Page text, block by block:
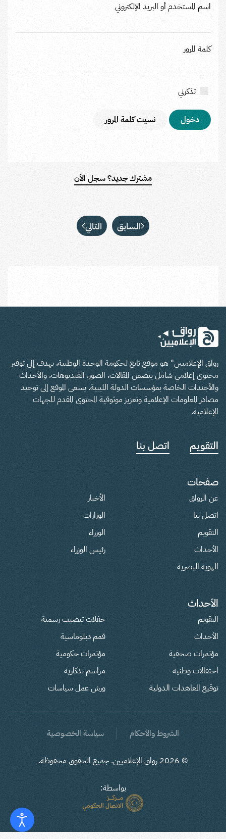
اسم المستخدم أو البريد الإلكتروني
كلمة المرور
تذكرني
نسيت كلمة المرور
مشترك جديد؟ سجل الآن
السابق التالي
رواق الإعلاميين" هو موقع تابع لحكومة الوحدة الوطنية، يهدف إلى توفير
محتوى إعلامي شامل يتضمن المقالات، الصور، الفيديوهات، والأحداث
والأجندات الخاصة بمؤسسات الدولة الليبية. يسعى الموقع إلى توحيد
مصادر المعلومات الإعلامية وتعزيز موثوقية المحتوى المقدم للجهات
الإعلامية.
التقويم اتصل بنا
صفحات
عن الرواق
اتصل بنا
التقويم
الأحداث
الهوية البصرية
الأخبار
الوزارات
الوزراء
رئيس الوزراء
الأحداث
التقويم
الأحداث
مؤتمرات صحفية
احتفالات وطنية
توقيع المعاهدات الدولية
حفلات تنصيب رسمية
قمم دبلوماسية
مؤتمرات حكومية
مراسم تذكارية
ورش عمل سياسات
الشروط والأحكام سياسة الخصوصية
©
2026 رواق الإعلاميين. جميع الحقوق محفوظة.
بواسطة: